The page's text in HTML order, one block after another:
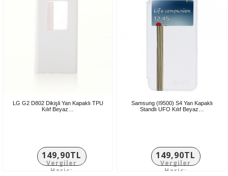
LG G2 D802 Dikişli Yan Kapaklı TPU
Kılıf Beyaz…
149,90TL
Vergiler
Hariç:
Samsung (I9500) S4 Yan Kapaklı
Standlı UFO Kılıf Beyaz…
149,90TL
Vergiler
Hariç: